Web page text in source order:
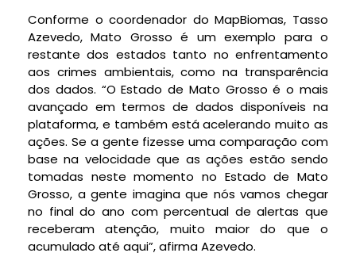
Conforme o coordenador do MapBiomas, Tasso
Azevedo, Mato Grosso é um exemplo para o
restante dos estados tanto no enfrentamento
aos crimes ambientais, como na transparência
dos dados. “O Estado de Mato Grosso é o mais
avançado em termos de dados disponíveis na
plataforma, e também está acelerando muito as
ações. Se a gente fizesse uma comparação com
base na velocidade que as ações estão sendo
tomadas neste momento no Estado de Mato
Grosso, a gente imagina que nós vamos chegar
no final do ano com percentual de alertas que
receberam atenção, muito maior do que o
acumulado até aqui”, afirma Azevedo.